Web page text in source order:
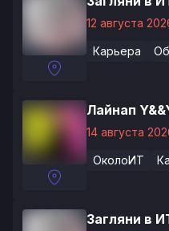
12 августа
Карьера
Лайнап
14 августа
ОколоИТ
Загляни в